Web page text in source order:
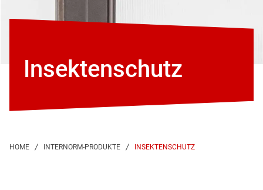
Insektenschutz
INSEKTENSCHUTZ